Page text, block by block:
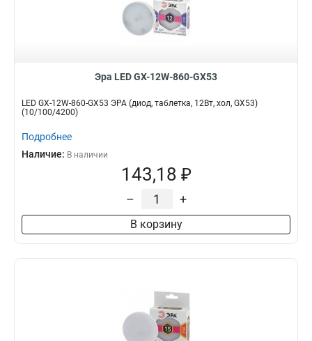
Эра LED GX-12W-860-GX53
LED GX-12W-860-GX53 ЭРА (диод, таблетка, 12Вт, хол, GX53)
(10/100/4200)
Подробнее
Наличие: В наличии
143,18 ₽
– +
В корзину